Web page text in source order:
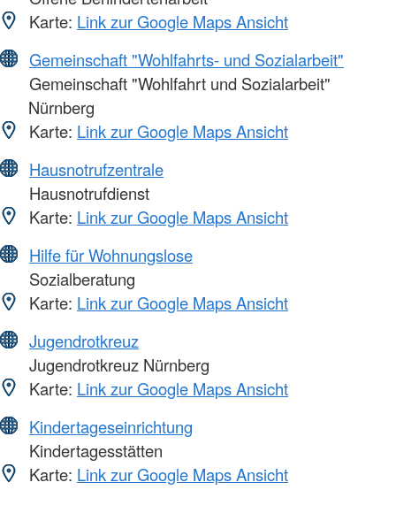
Karte: Link zur Google Maps Ansicht
Gemeinschaft "Wohlfahrts- und Sozialarbeit"
Gemeinschaft "Wohlfahrt und Sozialarbeit"
Nürnberg
Karte: Link zur Google Maps Ansicht
Hausnotrufzentrale
Hausnotrufdienst
Karte: Link zur Google Maps Ansicht
Hilfe für Wohnungslose
Sozialberatung
Karte: Link zur Google Maps Ansicht
Jugendrotkreuz
Jugendrotkreuz Nürnberg
Karte: Link zur Google Maps Ansicht
Kindertageseinrichtung
Kindertagesstätten
Karte: Link zur Google Maps Ansicht